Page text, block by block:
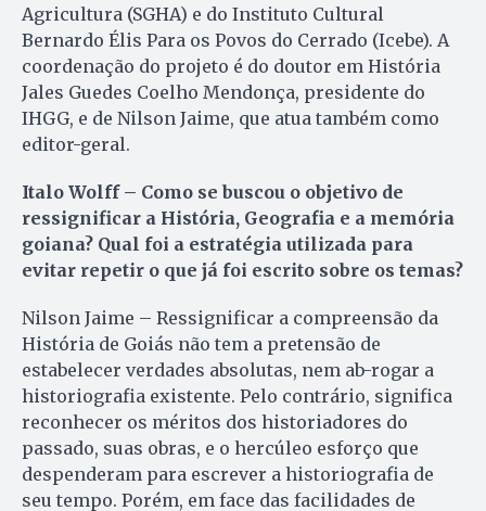
Agricultura (SGHA) e do Instituto Cultural
Bernardo Élis Para os Povos do Cerrado (Icebe). A
coordenação do projeto é do doutor em História
Jales Guedes Coelho Mendonça, presidente do
IHGG, e de Nilson Jaime, que atua também como
editor-geral.
Italo Wolff – Como se buscou o objetivo de
ressignificar a História, Geografia e a memória
goiana? Qual foi a estratégia utilizada para
evitar repetir o que já foi escrito sobre os temas?
Nilson Jaime – Ressignificar a compreensão da
História de Goiás não tem a pretensão de
estabelecer verdades absolutas, nem ab-rogar a
historiografia existente. Pelo contrário, significa
reconhecer os méritos dos historiadores do
passado, suas obras, e o hercúleo esforço que
despenderam para escrever a historiografia de
seu tempo. Porém, em face das facilidades de